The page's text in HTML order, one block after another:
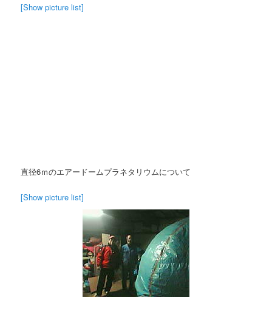
[Show picture list]
直径6ｍのエアードームプラネタリウムについて
[Show picture list]